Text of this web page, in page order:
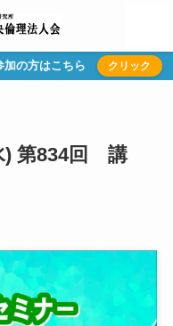
加の方はこちら クリック
) 第834回 講